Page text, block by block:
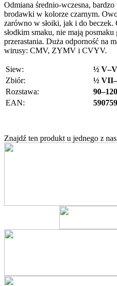
Odmiana średnio-wczesna,
brodawki w kolorze czarnym.
zarówno w słoiki, jak i do beczek.
słodkim smaku, nie mają
przerastania. Duża odporność na
wirusy: CMV, ZYMV i CVYV.
Siew:
½
Zbiór:
½
Rozstawa:
EAN:
Znajdź ten produkt u jednego z